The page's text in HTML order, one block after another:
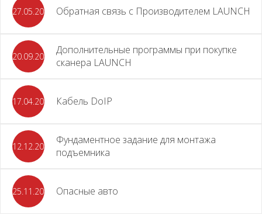
27.05.2026 Обратная связь с Производителем LAUNCH
20.09.2025
Дополнительные программы при покупке
сканера LAUNCH
17.04.2024 Кабель DoIP
12.12.2023
Фундаментное задание для монтажа
подъемника
25.11.2023 Опасные авто